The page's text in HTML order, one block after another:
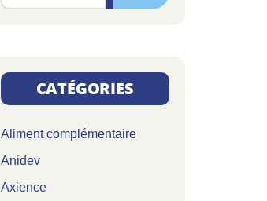
CATÉGORIES
Aliment complémentaire
Anidev
Axience